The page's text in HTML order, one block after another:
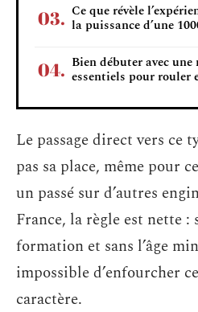
Ce que révèle
la puissance d’une
Bien débuter avec
essentiels pour rouler
Le passage direct vers ce
pas sa place, même pour
un passé sur d’autres
France, la règle est nette :
formation et sans l’âge
impossible d’enfourcher
caractère.